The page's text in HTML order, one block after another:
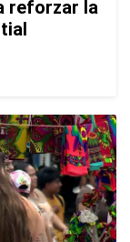
reforzar la